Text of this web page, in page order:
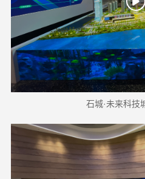
石城·未来科技